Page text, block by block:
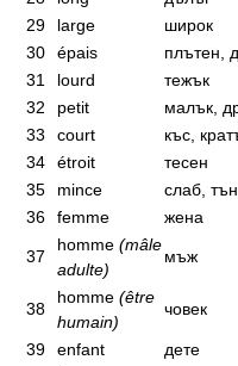
29
large широк
30
épais плътен,
31
lourd тежък
32
petit малък,
33
court къс,
34
étroit тесен
35
mince слаб,
36
femme жена
37
homme (mâle
adulte)
мъж
38
homme (être
humain)
човек
39 enfant дете